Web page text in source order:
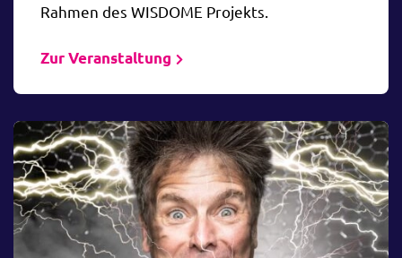
Rahmen des WISDOME Projekts.
Zur Veranstaltung